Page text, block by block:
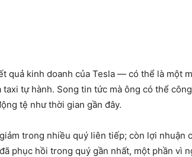
quả kinh doanh của Tesla — có thể là một
tự hành. Song tin tức mà ông có thể
tệ như thời gian gần đây.
trong nhiều quý liên tiếp; còn lợi
phục hồi trong quý gần nhất, một phần vì